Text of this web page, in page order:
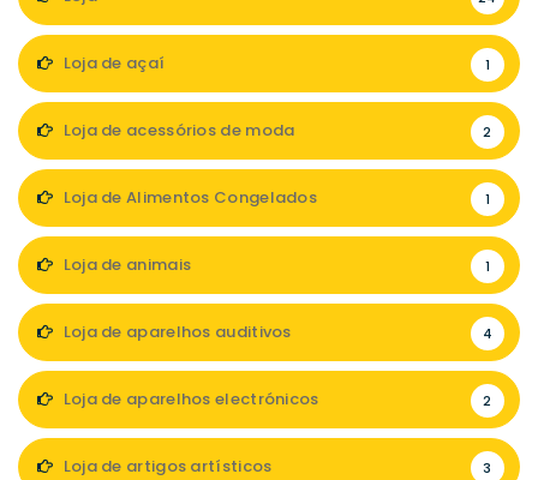
Loja de açaí 1
Loja de acessórios de moda 2
Loja de Alimentos Congelados 1
Loja de animais 1
Loja de aparelhos auditivos 4
Loja de aparelhos electrónicos 2
Loja de artigos artísticos 3